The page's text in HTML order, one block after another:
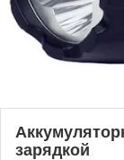
зарядкой